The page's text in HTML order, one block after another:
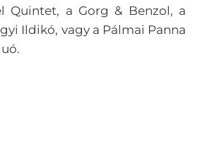
Quintet, a Gorg & Benzol, a
Ildikó, vagy a Pálmai Panna